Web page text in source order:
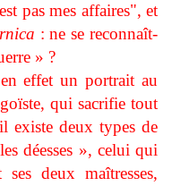
pas mes affaires", et
: ne se reconnaît-
» ?
effet un portrait au
qui sacrifie tout
existe deux types de
déesses », celui qui
deux maîtresses,